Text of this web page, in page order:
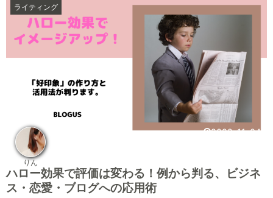
ハロー効果で評価は変わる！例から判る、ビジネ
ス・恋愛・ブログへの応用術
2022-11-04
りん
ライティング